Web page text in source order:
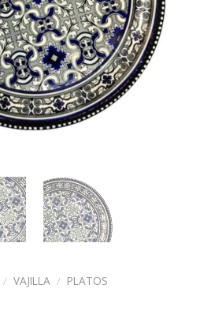
/ VAJILLA / PLATOS